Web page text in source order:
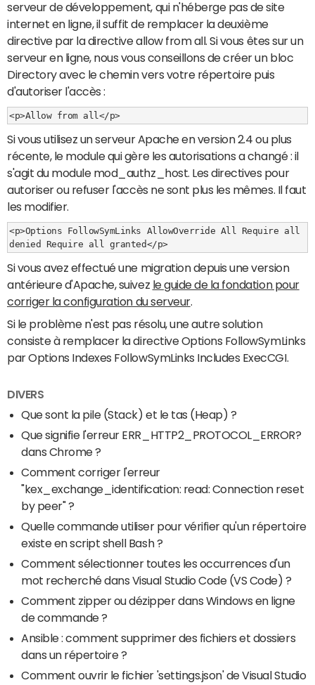
serveur de développement, qui n'héberge pas de site
internet en ligne, il suffit de remplacer la deuxième
directive par la directive allow from all. Si vous êtes sur un
serveur en ligne, nous vous conseillons de créer un bloc
Directory avec le chemin vers votre répertoire puis
d'autoriser l'accès :
<p>Allow from all</p>
Si vous utilisez un serveur Apache en version 2.4 ou plus
récente, le module qui gère les autorisations a changé : il
s'agit du module mod_authz_host. Les directives pour
autoriser ou refuser l'accès ne sont plus les mêmes. Il faut
les modifier.
<p>Options FollowSymLinks AllowOverride All Require all
denied Require all granted</p>
Si vous avez effectué une migration depuis une version
antérieure d'Apache, suivez le guide de la fondation pour
corriger la configuration du serveur.
Si le problème n'est pas résolu, une autre solution
consiste à remplacer la directive Options FollowSymLinks
par Options Indexes FollowSymLinks Includes ExecCGI.
DIVERS
Que sont la pile (Stack) et le tas (Heap) ?
Que signifie l'erreur ERR_HTTP2_PROTOCOL_ERROR?
dans Chrome ?
Comment corriger l'erreur
"kex_exchange_identification: read: Connection reset
by peer" ?
Quelle commande utiliser pour vérifier qu'un répertoire
existe en script shell Bash ?
Comment sélectionner toutes les occurrences d'un
mot recherché dans Visual Studio Code (VS Code) ?
Comment zipper ou dézipper dans Windows en ligne
de commande ?
Ansible : comment supprimer des fichiers et dossiers
dans un répertoire ?
Comment ouvrir le fichier 'settings.json' de Visual Studio